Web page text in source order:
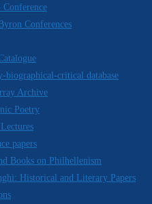
Conferences
biographical-critical database
Archive
Poetry
papers
Books on Philhellenism
Historical and Literary Papers